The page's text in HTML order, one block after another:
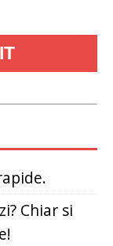
Chiar si